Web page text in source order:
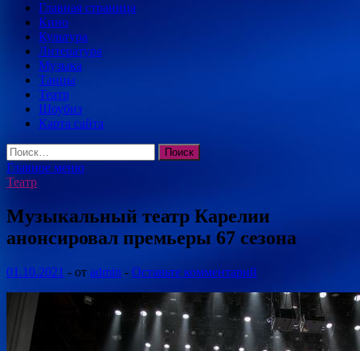
Главная страница
Кино
Культура
Литература
Музыка
Танцы
Театр
Шоубиз
Карта сайта
Найти:
Главное меню
Театр
Музыкальный театр Карелии
анонсировал премьеры 67 сезона
01.10.2021 - от admin - Оставьте комментарий